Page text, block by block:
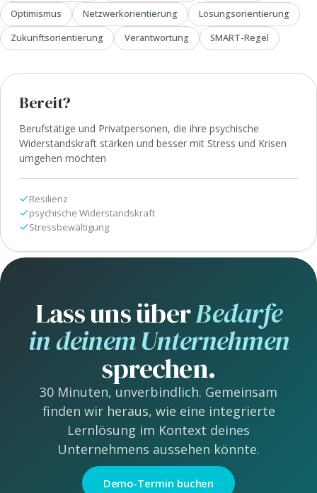
Optimismus
Netzwerkorientierung
Lösungsorientierung
Zukunftsorientierung
Verantwortung SMART-Regel
Bereit?
Berufstätige und Privatpersonen, die ihre psychische
Widerstandskraft stärken und besser mit Stress und Krisen
umgehen möchten
Resilienz
psychische Widerstandskraft
Stressbewältigung
Lass uns überBedarfe
in deinem Unternehmen
sprechen.
30 Minuten, unverbindlich. Gemeinsam
finden wir heraus, wie eine integrierte
Lernlösung im Kontext deines
Unternehmens aussehen könnte.
Demo-Termin buchen